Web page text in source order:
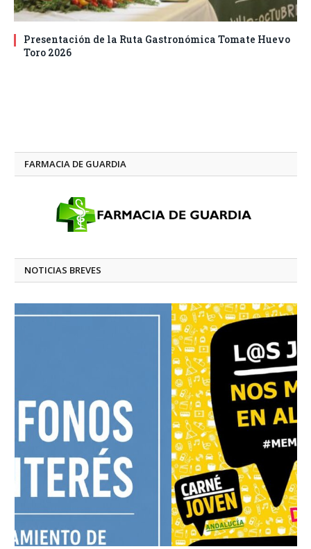
Presentación de la Ruta Gastronómica Tomate Huevo
Toro 2026
FARMACIA DE GUARDIA
NOTICIAS BREVES